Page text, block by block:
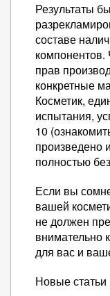
Результаты
составе
прав
конкретные
Косметик,
испытания,
10
произведено
полностью
Если вы
вашей
не должен
внимательно
для вас и
Новые статьи